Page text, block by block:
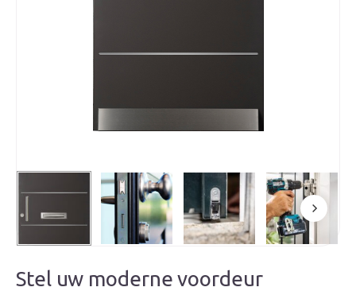
Stel uw moderne voordeur